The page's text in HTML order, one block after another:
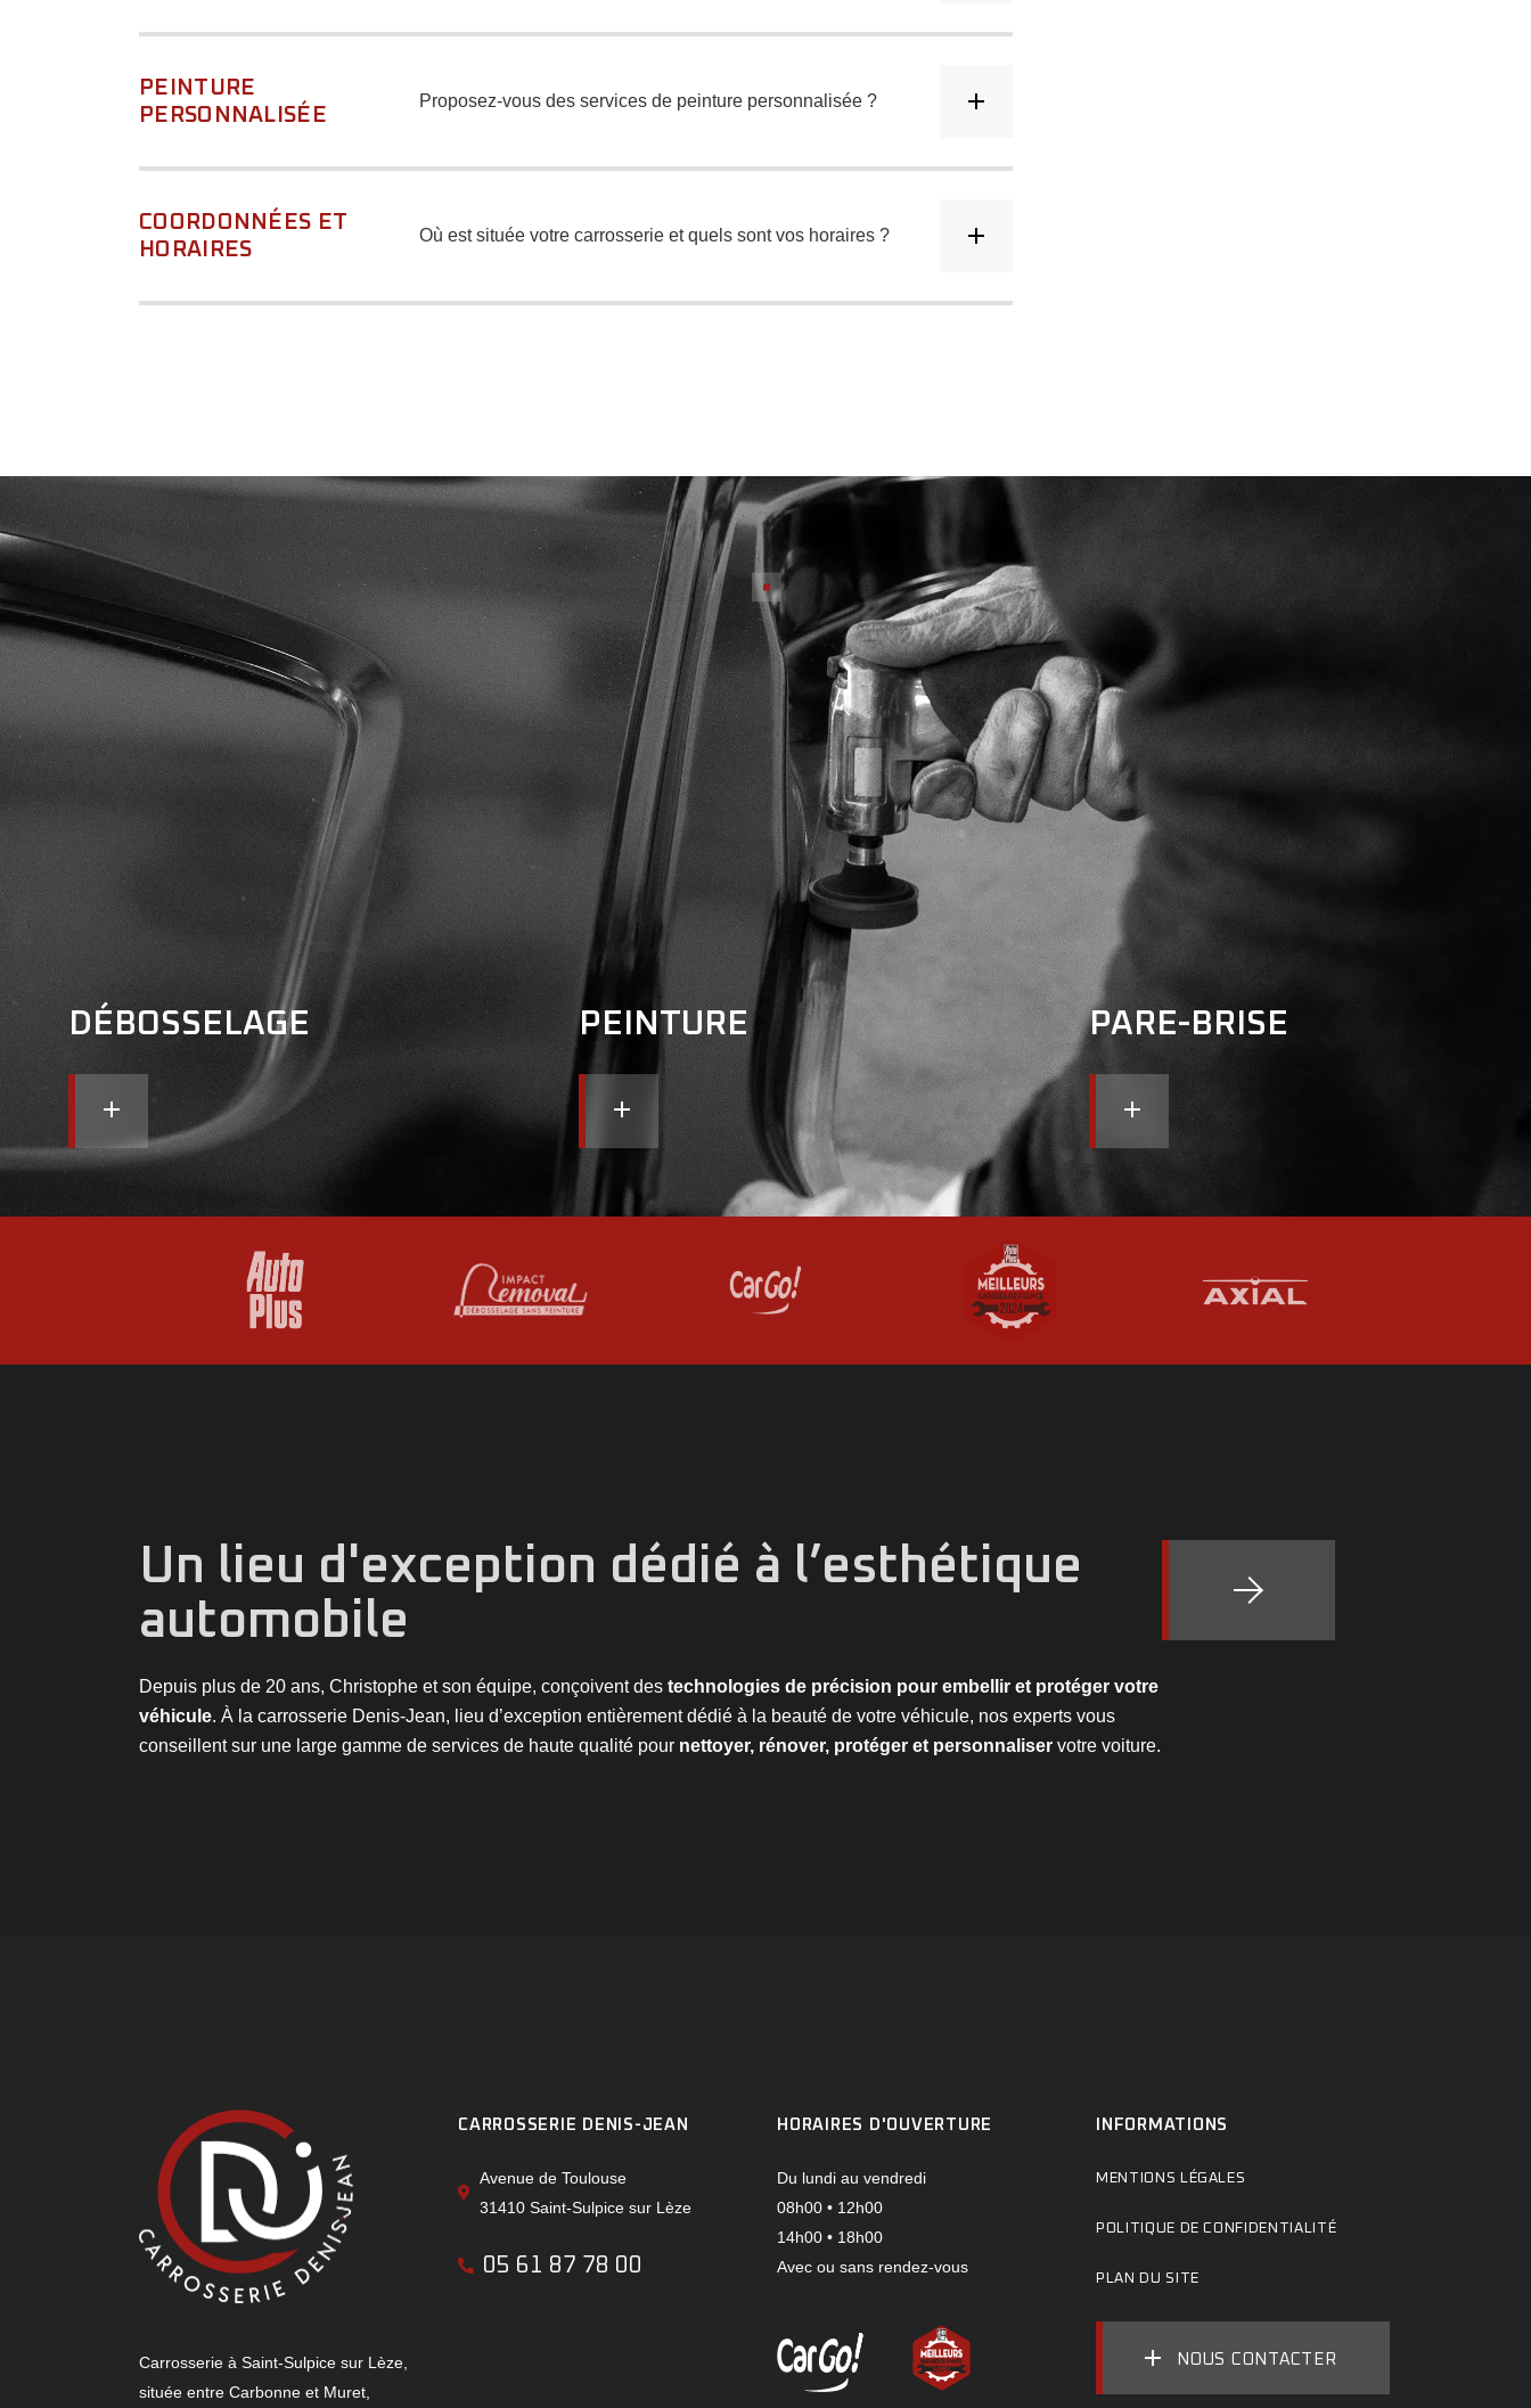
PEINTURE
PERSONNALISÉE
Proposez-vous des services de peinture personnalisée ?
COORDONNÉES ET
HORAIRES
Où est située votre carrosserie et quels sont vos horaires ?
DÉBOSSELAGE PEINTURE PARE-BRISE
Un lieu d'exception dédié à l’esthétique
automobile
Depuis plus de 20 ans, Christophe et son équipe, conçoivent des technologies de précision pour embellir et protéger votre
véhicule. À la carrosserie Denis-Jean, lieu d’exception entièrement dédié à la beauté de votre véhicule, nos experts vous
conseillent sur une large gamme de services de haute qualité pour nettoyer, rénover, protéger et personnaliser votre voiture.
Carrosserie à Saint-Sulpice sur Lèze,
située entre Carbonne et Muret,
CARROSSERIE DENIS-JEAN
Avenue de Toulouse
31410 Saint-Sulpice sur Lèze
05 61 87 78 00
HORAIRES D'OUVERTURE
Du lundi au vendredi
08h00 • 12h00
14h00 • 18h00
Avec ou sans rendez-vous
INFORMATIONS
MENTIONS LÉGALES
POLITIQUE DE CONFIDENTIALITÉ
PLAN DU SITE
NOUS CONTACTER